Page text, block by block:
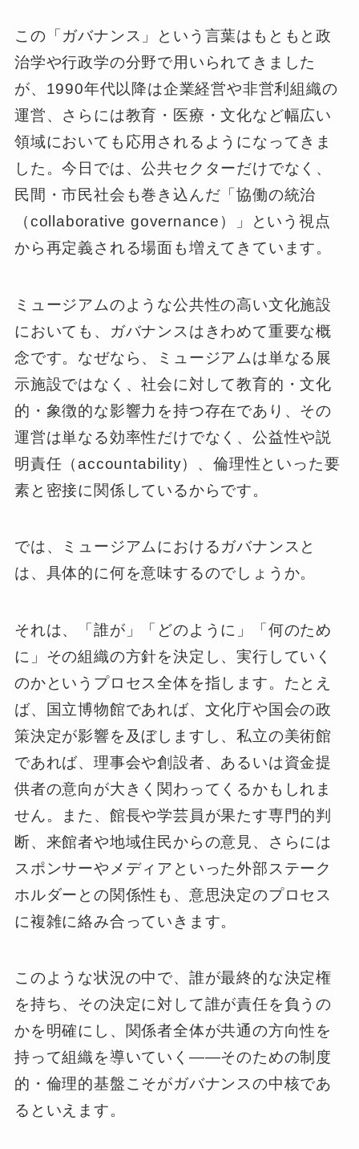
この「ガバナンス」という言葉はもともと政
治学や行政学の分野で用いられてきました
が、1990年代以降は企業経営や非営利組織の
運営、さらには教育・医療・文化など幅広い
領域においても応用されるようになってきま
した。今日では、公共セクターだけでなく、
民間・市民社会も巻き込んだ「協働の統治
（collaborative governance）」という視点
から再定義される場面も増えてきています。
ミュージアムのような公共性の高い文化施設
においても、ガバナンスはきわめて重要な概
念です。なぜなら、ミュージアムは単なる展
示施設ではなく、社会に対して教育的・文化
的・象徴的な影響力を持つ存在であり、その
運営は単なる効率性だけでなく、公益性や説
明責任（accountability）、倫理性といった要
素と密接に関係しているからです。
では、ミュージアムにおけるガバナンスと
は、具体的に何を意味するのでしょうか。
それは、「誰が」「どのように」「何のため
に」その組織の方針を決定し、実行していく
のかというプロセス全体を指します。たとえ
ば、国立博物館であれば、文化庁や国会の政
策決定が影響を及ぼしますし、私立の美術館
であれば、理事会や創設者、あるいは資金提
供者の意向が大きく関わってくるかもしれま
せん。また、館長や学芸員が果たす専門的判
断、来館者や地域住民からの意見、さらには
スポンサーやメディアといった外部ステーク
ホルダーとの関係性も、意思決定のプロセス
に複雑に絡み合っていきます。
このような状況の中で、誰が最終的な決定権
を持ち、その決定に対して誰が責任を負うの
かを明確にし、関係者全体が共通の方向性を
持って組織を導いていく――そのための制度
的・倫理的基盤こそがガバナンスの中核であ
るといえます。